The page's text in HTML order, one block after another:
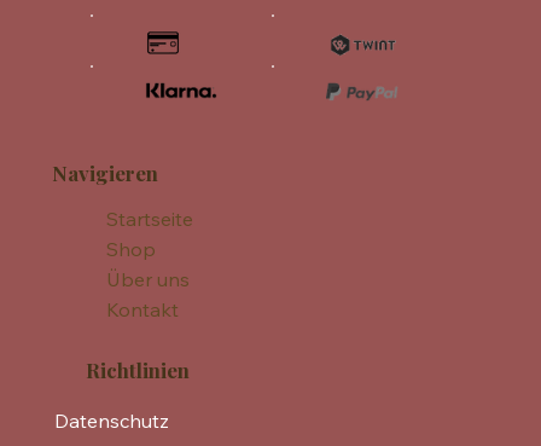
Navigieren
Startseite
Shop
Über uns
Kontakt
Richtlinien
Datenschutz